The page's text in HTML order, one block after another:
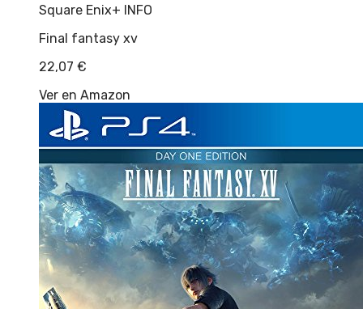
Square Enix+ INFO
Final fantasy xv
22,07 €
Ver en Amazon